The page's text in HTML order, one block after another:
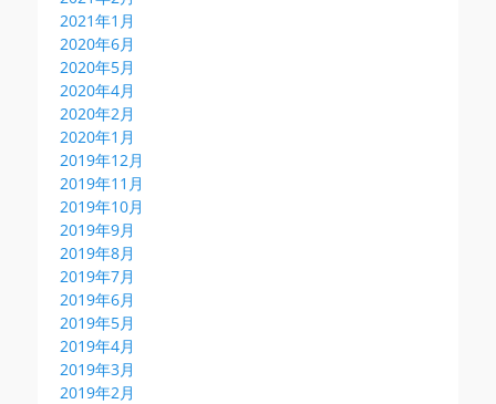
2021年1月
2020年6月
2020年5月
2020年4月
2020年2月
2020年1月
2019年12月
2019年11月
2019年10月
2019年9月
2019年8月
2019年7月
2019年6月
2019年5月
2019年4月
2019年3月
2019年2月